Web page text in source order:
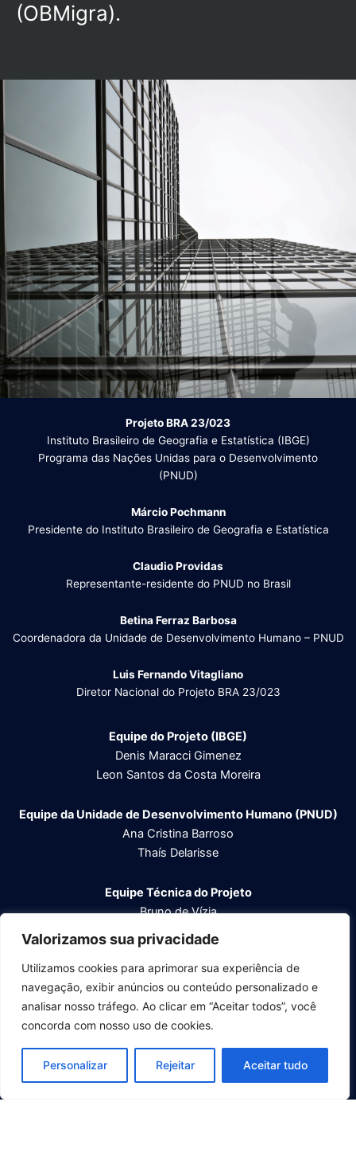
Valorizamos sua privacidade
Utilizamos cookies para aprimorar sua experiência de
navegação, exibir anúncios ou conteúdo personalizado e
analisar nosso tráfego. Ao clicar em “Aceitar todos”, você
concorda com nosso uso de cookies.
Personalizar Rejeitar Aceitar tudo
(OBMigra).
Projeto BRA 23/023
Instituto Brasileiro de Geografia e Estatística (IBGE)
Programa das Nações Unidas para o Desenvolvimento
(PNUD)
Márcio Pochmann
Presidente do Instituto Brasileiro de Geografia e Estatística
Claudio Providas
Representante-residente do PNUD no Brasil
Betina Ferraz Barbosa
Coordenadora da Unidade de Desenvolvimento Humano – PNUD
Luis Fernando Vitagliano
Diretor Nacional do Projeto BRA 23/023
Equipe do Projeto (IBGE)
Denis Maracci Gimenez
Leon Santos da Costa Moreira
Equipe da Unidade de Desenvolvimento Humano (PNUD)
Ana Cristina Barroso
Thaís Delarisse
Equipe Técnica do Projeto
Bruno de Vízia
Daniel de Mattos Höfling
Felipe Sampaio
Inaê Quirino Santos
Marcio Costa
Tatiana Portela
Copyright® Diálogos Nacionais para o Desenvolvimento